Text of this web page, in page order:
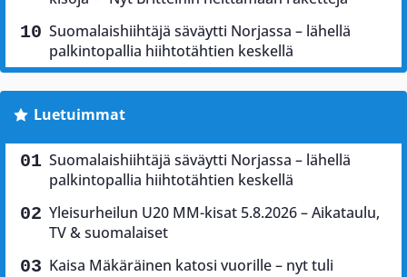
Suomalaishiihtäjä säväytti Norjassa – lähellä
palkintopallia hiihtotähtien keskellä
Luetuimmat
Suomalaishiihtäjä säväytti Norjassa – lähellä
palkintopallia hiihtotähtien keskellä
Yleisurheilun U20 MM-kisat 5.8.2026 – Aikataulu,
TV & suomalaiset
Kaisa Mäkäräinen katosi vuorille – nyt tuli